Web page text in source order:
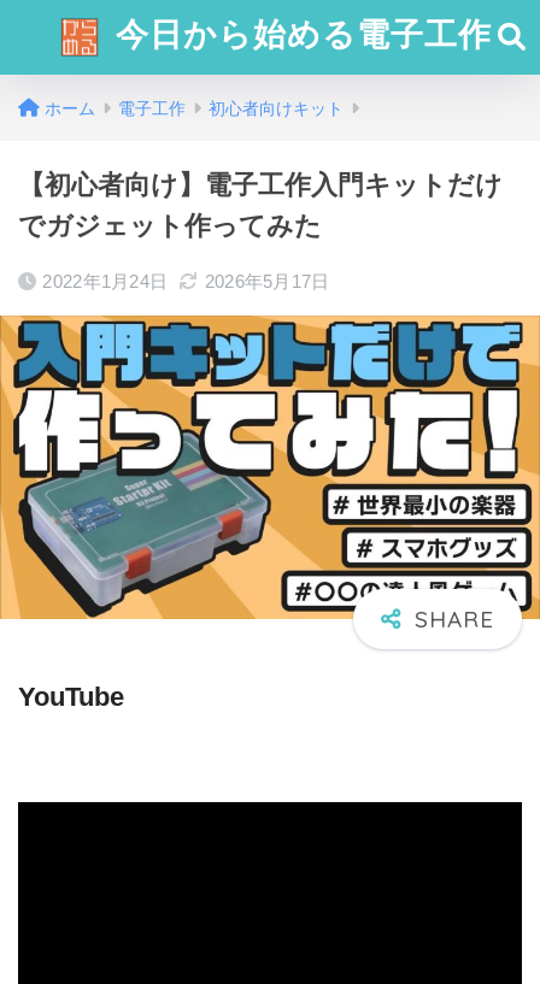
今日から始める電子工作
ホーム 電子工作 初心者向けキット
【初心者向け】電子工作入門キットだけ
でガジェット作ってみた
2022年1月24日 2026年5月17日
YouTube